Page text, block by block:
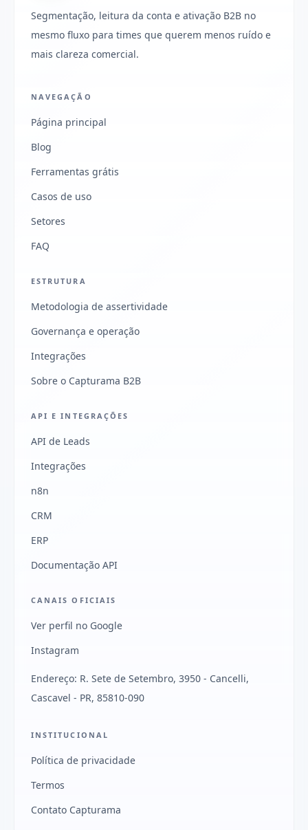
Segmentação, leitura da conta e ativação B2B no
mesmo fluxo para times que querem menos ruído e
mais clareza comercial.
NAVEGAÇÃO
Página principal
Blog
Ferramentas grátis
Casos de uso
Setores
FAQ
ESTRUTURA
Metodologia de assertividade
Governança e operação
Integrações
Sobre o Capturama B2B
API E INTEGRAÇÕES
API de Leads
Integrações
n8n
CRM
ERP
Documentação API
CANAIS OFICIAIS
Ver perfil no Google
Instagram
Endereço: R. Sete de Setembro, 3950 - Cancelli,
Cascavel - PR, 85810-090
INSTITUCIONAL
Política de privacidade
Termos
Contato Capturama